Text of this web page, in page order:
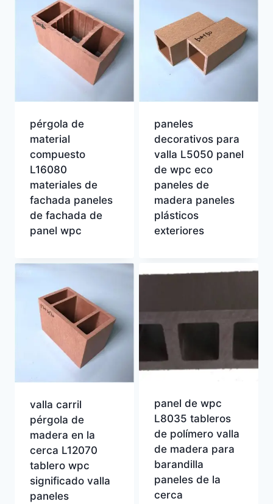
pérgola de
material
compuesto
L16080
materiales de
fachada paneles
de fachada de
panel wpc
paneles
decorativos para
valla L5050 panel
de wpc eco
paneles de
madera paneles
plásticos
exteriores
valla carril
pérgola de
madera en la
cerca L12070
tablero wpc
significado valla
paneles
panel de wpc
L8035 tableros
de polímero valla
de madera para
barandilla
paneles de la
cerca